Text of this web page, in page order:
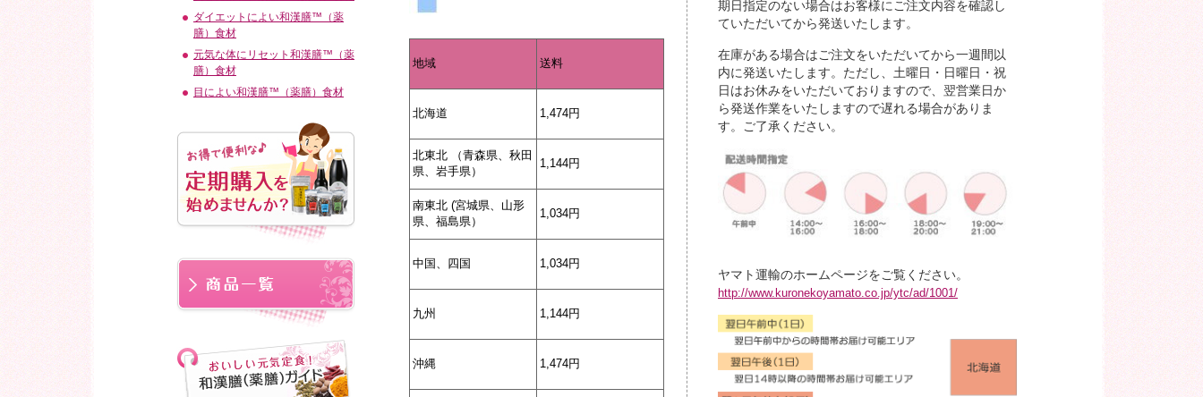
地域 送料
北海道 1,474円
北東北 （青森県、秋田
県、岩手県）
1,144円
南東北 (宮城県、山形
県、福島県）
1,034円
中国、四国 1,034円
九州 1,144円
沖縄 1,474円
期日指定のない場合はお客様にご注文内容を確認し
ていただいてから発送いたします。
在庫がある場合はご注文をいただいてから一週間以
内に発送いたします。ただし、土曜日・日曜日・祝
日はお休みをいただいておりますので、翌営業日か
ら発送作業をいたしますので遅れる場合がありま
す。ご了承ください。
ヤマト運輸のホームページをご覧ください。
http://www.kuronekoyamato.co.jp/ytc/ad/1001/
ダイエットによい和漢膳™（薬
膳）食材
元気な体にリセット和漢膳™（薬
膳）食材
目によい和漢膳™（薬膳）食材